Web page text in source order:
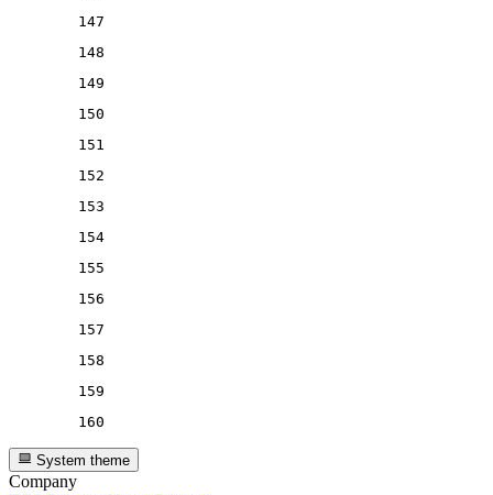
147
148
149
150
151
152
153
154
155
156
157
158
159
160
System theme
Company